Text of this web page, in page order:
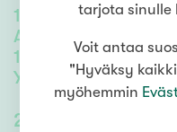
181 264m²
Alakerrassa
Yläkerrassa
225 000,00 €
tarjota sinulle
Voit antaa
"Hyväksy
myöhemmin